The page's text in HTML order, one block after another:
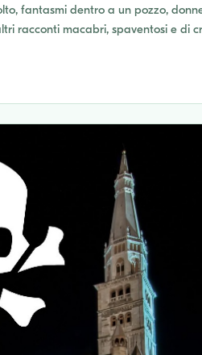
fantasmi dentro a un pozzo,
racconti macabri, spaventosi e di